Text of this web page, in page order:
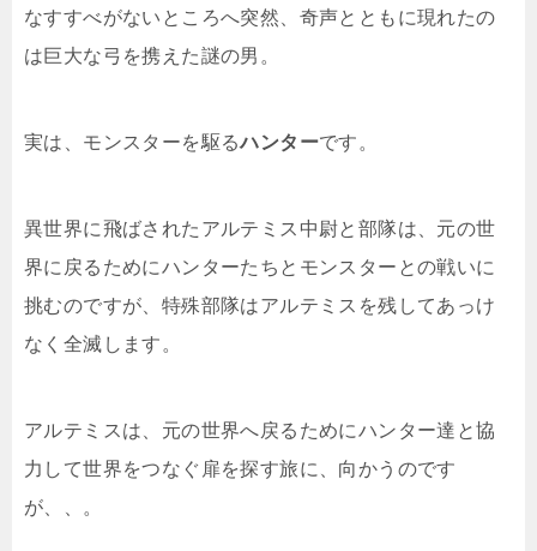
なすすべがないところへ突然、奇声とともに現れたの
は巨大な弓を携えた謎の男。
実は、モンスターを駆るハンターです。
異世界に飛ばされたアルテミス中尉と部隊は、元の世
界に戻るためにハンターたちとモンスターとの戦いに
挑むのですが、特殊部隊はアルテミスを残してあっけ
なく全滅します。
アルテミスは、元の世界へ戻るためにハンター達と協
力して世界をつなぐ扉を探す旅に、向かうのです
が、、。